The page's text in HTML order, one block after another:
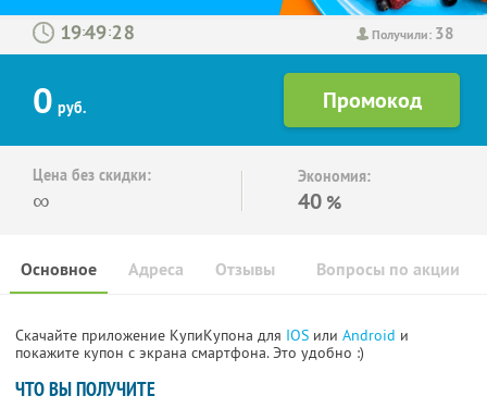
Получили: 38
: :
0 руб.
Цена без скидки:
∞
Экономия:
40 %
Основное Отзывы Вопросы по акции
Адреса
Скачайте приложение КупиКупона для IOS или Android и
покажите купон с экрана смартфона. Это удобно :)
ЧТО ВЫ ПОЛУЧИТЕ